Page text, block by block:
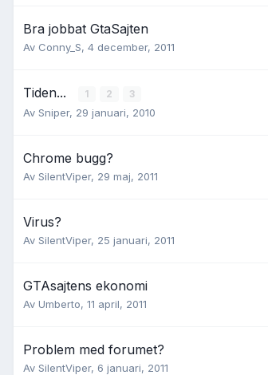
Bra jobbat GtaSajten
Av Conny_S, 4 december, 2011
Tiden... 1 2 3
Av Sniper, 29 januari, 2010
Chrome bugg?
Av SilentViper, 29 maj, 2011
Virus?
Av SilentViper, 25 januari, 2011
GTAsajtens ekonomi
Av Umberto, 11 april, 2011
Problem med forumet?
Av SilentViper, 6 januari, 2011